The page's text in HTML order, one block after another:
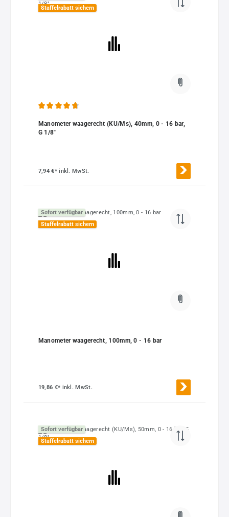
Staffelrabatt sichern
Manometer waagerecht (KU/Ms), 40mm, 0 - 16 bar,
G 1/8"
7,94 €*inkl. MwSt.
Sofort verfügbar
Staffelrabatt sichern
Manometer waagerecht, 100mm, 0 - 16 bar
19,86 €* inkl. MwSt.
Sofort verfügbar
Staffelrabatt sichern